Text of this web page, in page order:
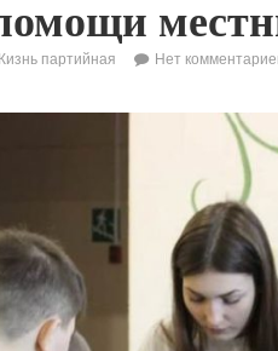
партийная Нет